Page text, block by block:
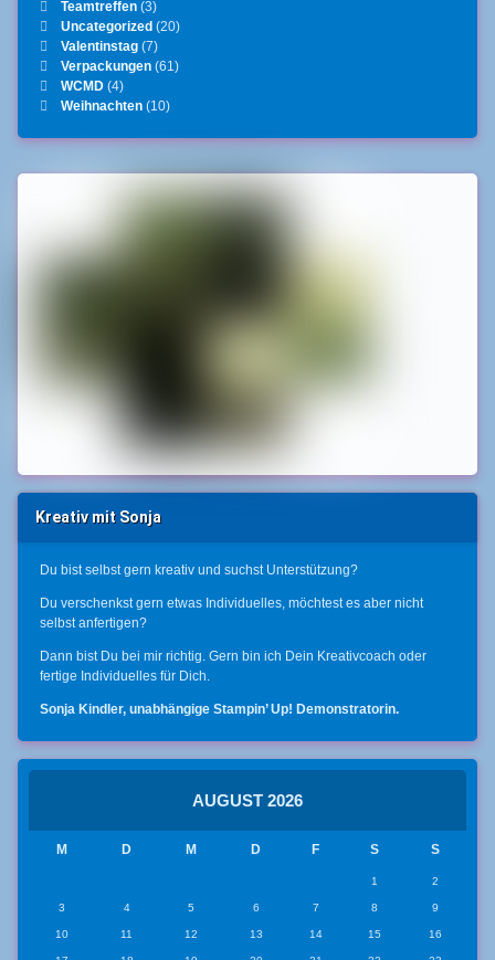
Teamtreffen(3)
Uncategorized (20)
Valentinstag(7)
Verpackungen(61)
WCMD(4)
Weihnachten(10)
Kreativ mit Sonja
Du bist selbst gern kreativ und suchst Unterstützung?
Du verschenkst gern etwas Individuelles, möchtest es aber nicht
selbst anfertigen?
Dann bist Du bei mir richtig. Gern bin ich Dein Kreativcoach oder
fertige Individuelles für Dich.
Sonja Kindler, unabhängige Stampin’ Up! Demonstratorin.
AUGUST 2026
M D M D F S S
1 2
3 4 5 6 7 8 9
10 11 12 13 14 15 16